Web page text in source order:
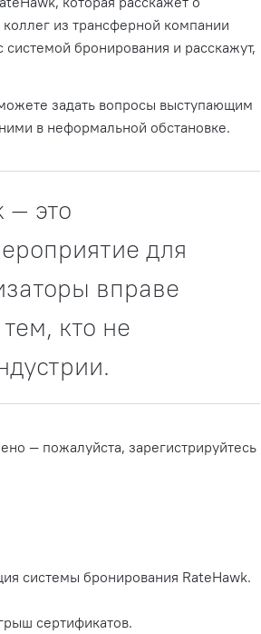
из трансферной компании
бронирования и расскажут,
задать вопросы выступающим
в неформальной обстановке.
— это
для
вправе
кто не
— пожалуйста, зарегистрируйтесь
системы бронирования RateHawk.
сертификатов.